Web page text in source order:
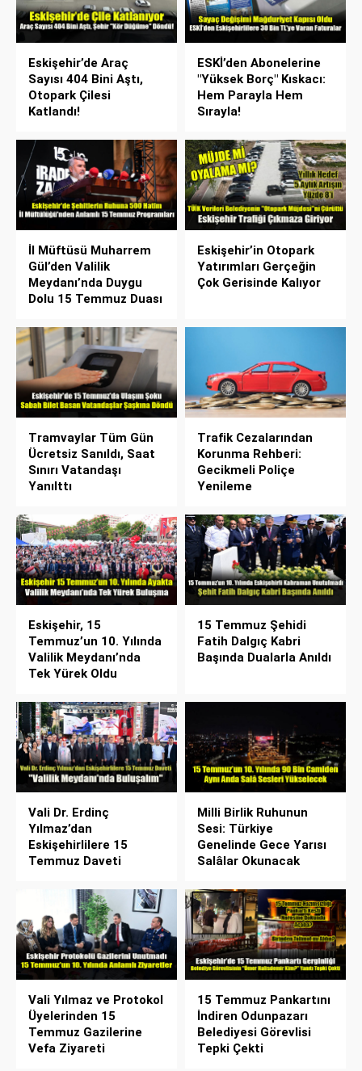
Eskişehir’de Araç
Sayısı 404 Bini Aştı,
Otopark Çilesi
Katlandı!
ESKİ’den Abonelerine
"Yüksek Borç" Kıskacı:
Hem Parayla Hem
Sırayla!
İl Müftüsü Muharrem
Gül’den Valilik
Meydanı’nda Duygu
Dolu 15 Temmuz Duası
Eskişehir’in Otopark
Yatırımları Gerçeğin
Çok Gerisinde Kalıyor
Tramvaylar Tüm Gün
Ücretsiz Sanıldı, Saat
Sınırı Vatandaşı
Yanılttı
Trafik Cezalarından
Korunma Rehberi:
Gecikmeli Poliçe
Yenileme
Eskişehir, 15
Temmuz’un 10. Yılında
Valilik Meydanı’nda
Tek Yürek Oldu
15 Temmuz Şehidi
Fatih Dalgıç Kabri
Başında Dualarla Anıldı
Vali Dr. Erdinç
Yılmaz’dan
Eskişehirlilere 15
Temmuz Daveti
Milli Birlik Ruhunun
Sesi: Türkiye
Genelinde Gece Yarısı
Salâlar Okunacak
Vali Yılmaz ve Protokol
Üyelerinden 15
Temmuz Gazilerine
Vefa Ziyareti
15 Temmuz Pankartını
İndiren Odunpazarı
Belediyesi Görevlisi
Tepki Çekti